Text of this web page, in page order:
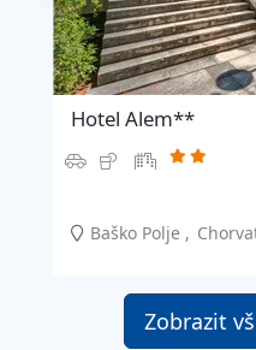
Hotel Alem**
Baško Polje
Zobrazit